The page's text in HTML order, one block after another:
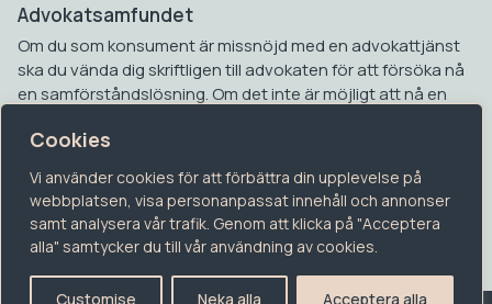
Cookies
Vi använder cookies för att förbättra din upplevelse på
webbplatsen, visa personanpassat innehåll och annonser
samt analysera vår trafik. Genom att klicka på "Acceptera
alla" samtycker du till vår användning av cookies.
Customise Neka alla Acceptera alla
Advokatsamfundet
Om du som konsument är missnöjd med en advokattjänst
ska du vända dig skriftligen till advokaten för att försöka nå
en samförståndslösning. Om det inte är möjligt att nå en
Advokatsamfundets konsumenttvistnämnd. Mer
information om detta hittar du på Advokatsamfundets
hemsida.